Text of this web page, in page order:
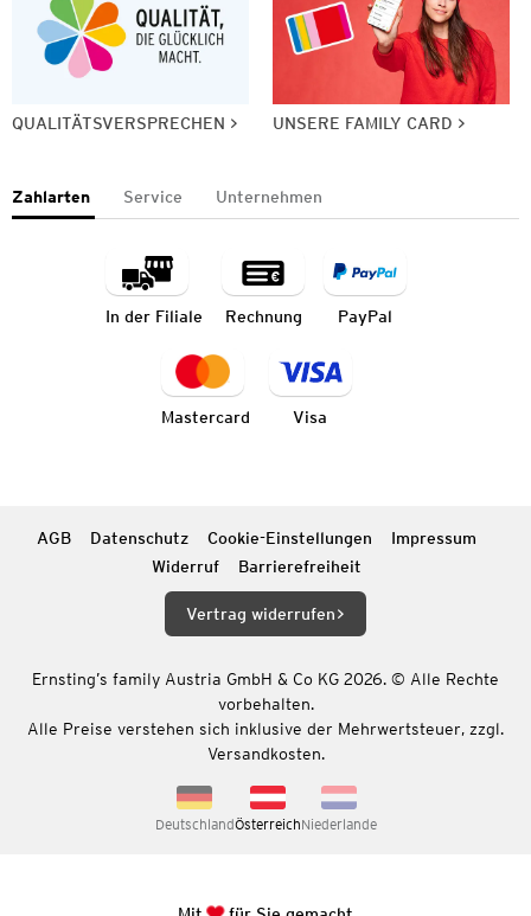
QUALITÄTSVERSPRECHEN UNSERE FAMILY CARD
Zahlarten Service Unternehmen
In der Filiale Rechnung PayPal
Mastercard Visa
AGB Datenschutz Cookie-Einstellungen
Impressum
Widerruf
Barrierefreiheit
Vertrag widerrufen
Ernsting’s family Austria GmbH & Co KG 2026. © Alle Rechte
vorbehalten.
Alle Preise verstehen sich inklusive der Mehrwertsteuer, zzgl.
Versandkosten.
DeutschlandÖsterreichNiederlande